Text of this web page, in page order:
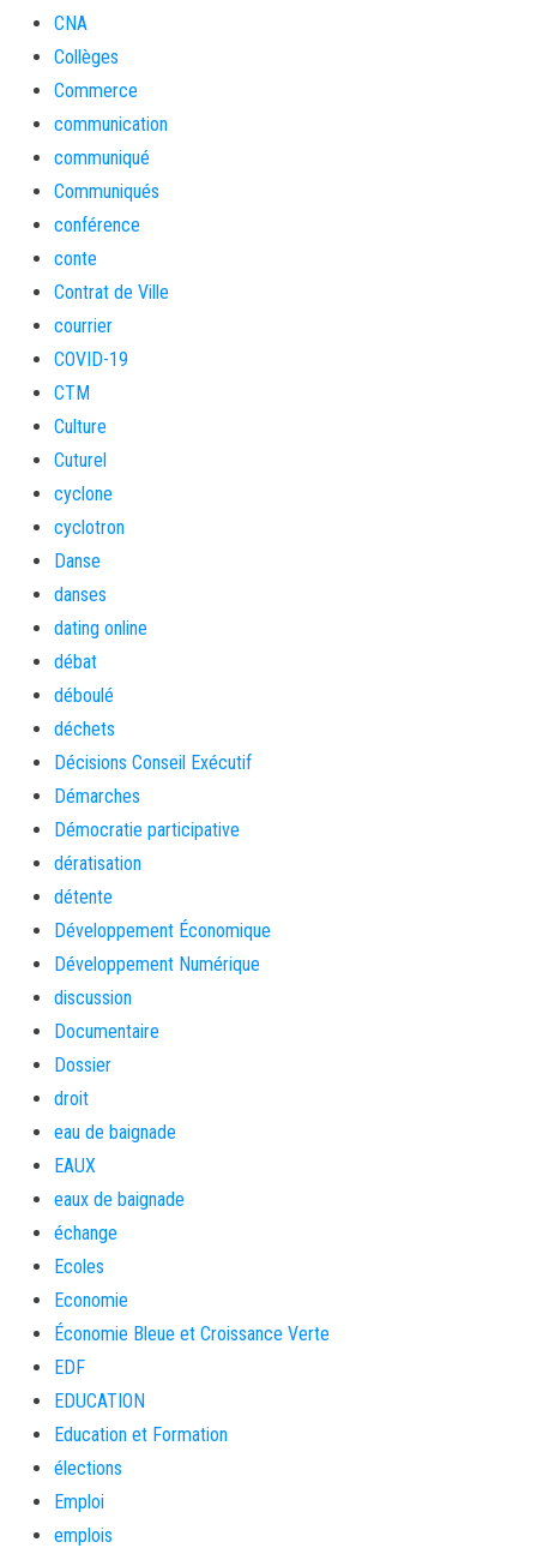
CNA
Collèges
Commerce
communication
communiqué
Communiqués
conférence
conte
Contrat de Ville
courrier
COVID-19
CTM
Culture
Cuturel
cyclone
cyclotron
Danse
danses
dating online
débat
déboulé
déchets
Décisions Conseil Exécutif
Démarches
Démocratie participative
dératisation
détente
Développement Économique
Développement Numérique
discussion
Documentaire
Dossier
droit
eau de baignade
EAUX
eaux de baignade
échange
Ecoles
Economie
Économie Bleue et Croissance Verte
EDF
EDUCATION
Education et Formation
élections
Emploi
emplois